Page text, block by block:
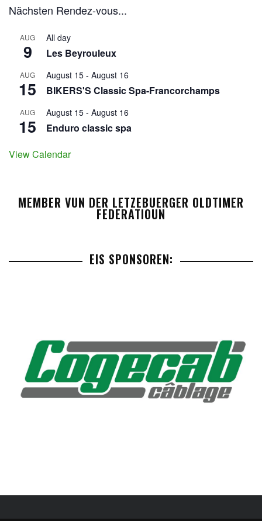
Nächsten Rendez-vous...
AUG
9
All day
Les Beyrouleux
AUG
15
August 15 - August 16
BIKERS'S Classic Spa-Francorchamps
AUG
15
August 15 - August 16
Enduro classic spa
View Calendar
MEMBER VUN DER LETZEBUERGER OLDTIMER
FEDERATIOUN
EIS SPONSOREN: